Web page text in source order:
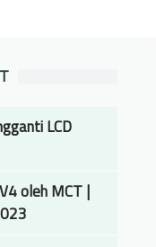
LCD
oleh MCT |